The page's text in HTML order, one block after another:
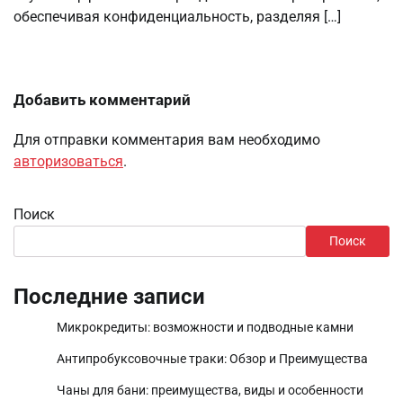
обеспечивая конфиденциальность, разделяя […]
Добавить комментарий
Для отправки комментария вам необходимо
авторизоваться.
Поиск
Поиск
Последние записи
Микрокредиты: возможности и подводные камни
Антипробуксовочные траки: Обзор и Преимущества
Чаны для бани: преимущества, виды и особенности